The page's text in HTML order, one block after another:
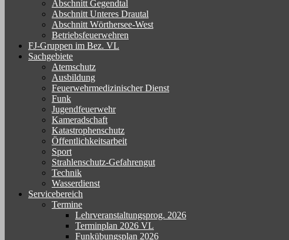
Abschnitt Gegendtal
Abschnitt Unteres Drautal
Abschnitt Wörthersee-West
Betriebsfeuerwehren
FJ-Gruppen im Bez. VL
Sachgebiete
Atemschutz
Ausbildung
Feuerwehrmedizinischer Dienst
Funk
Jugendfeuerwehr
Kameradschaft
Katastrophenschutz
Öffentlichkeitsarbeit
Sport
Strahlenschutz-Gefahrengut
Technik
Wasserdienst
Servicebereich
Termine
Lehrveranstaltungsprog. 2026
Terminplan 2026 VL
Funkübungsplan 2026